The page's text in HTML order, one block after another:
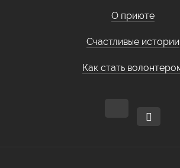
О приюте
Счастливые истории
Как стать